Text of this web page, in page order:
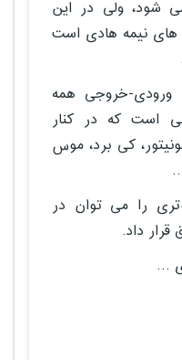
شود، ولی در این
نیمه هادی است
ورودی-خروجی همه
است که در کنار
کی برد، موس
را می توان در
داد.
…